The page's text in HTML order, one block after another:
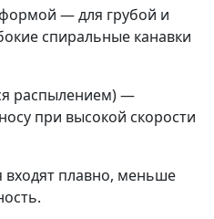
— для грубой и
спиральные канавки
распылением) —
при высокой скорости
входят плавно, меньше